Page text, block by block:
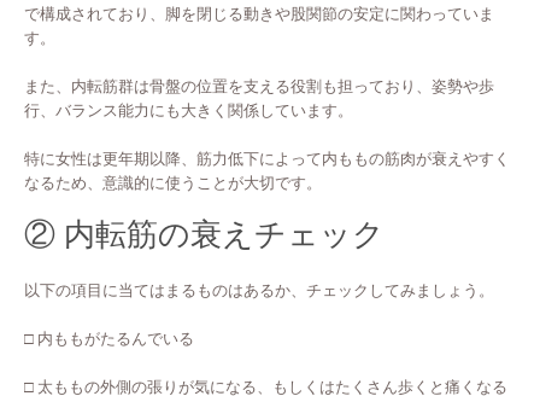
で構成されており、脚を閉じる動きや股関節の安定に関わっていま
す。
また、内転筋群は骨盤の位置を支える役割も担っており、姿勢や歩
行、バランス能力にも大きく関係しています。
特に女性は更年期以降、筋力低下によって内ももの筋肉が衰えやすく
なるため、意識的に使うことが大切です。
② 内転筋の衰えチェック
以下の項目に当てはまるものはあるか、チェックしてみましょう。
□ 内ももがたるんでいる
□ 太ももの外側の張りが気になる、もしくはたくさん歩くと痛くなる